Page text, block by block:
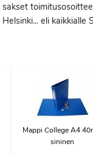
sakset
Helsinki... eli kaikkialle
Mappi College A4
sininen